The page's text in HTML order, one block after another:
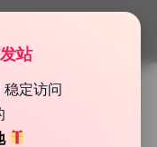
站
稳定访问